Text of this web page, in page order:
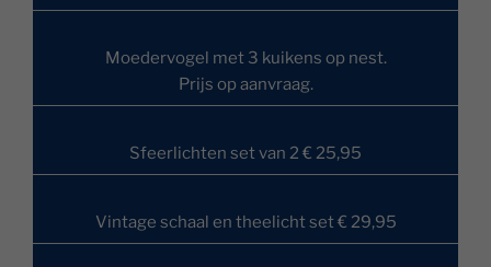
Moedervogel met 3 kuikens op nest.
Prijs op aanvraag.
Sfeerlichten set van 2 € 25,95
Vintage schaal en theelicht set € 29,95